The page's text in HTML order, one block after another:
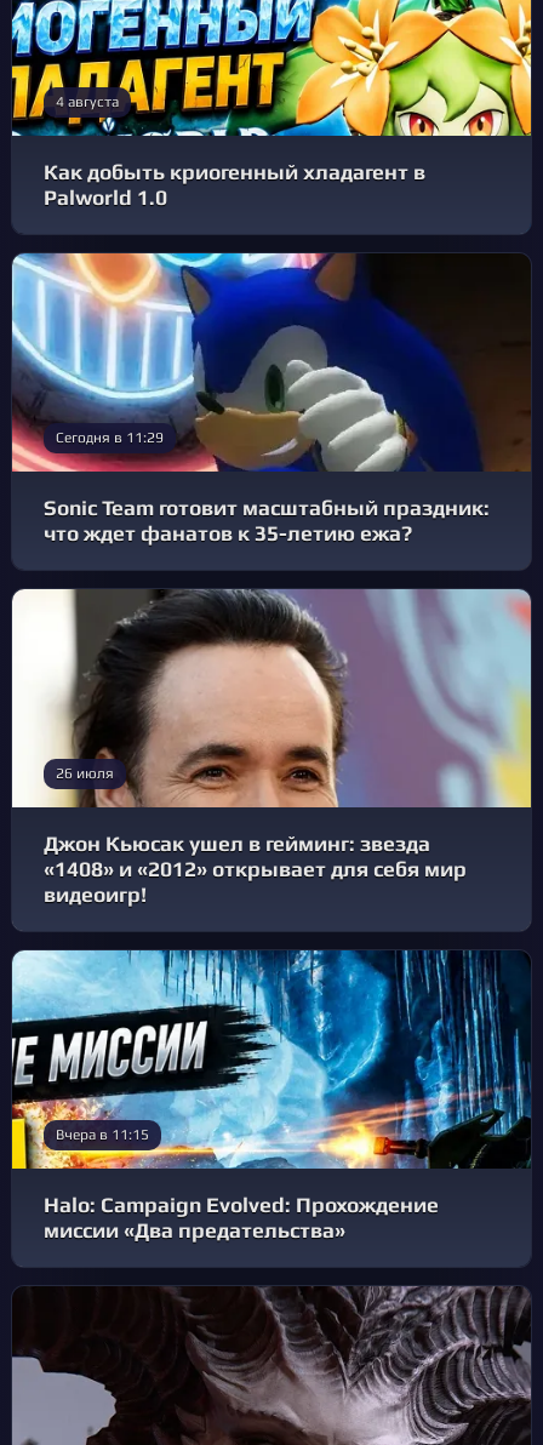
4 августа
Как добыть криогенный хладагент в
Palworld 1.0
Сегодня в 11:29
Sonic Team готовит масштабный праздник:
что ждет фанатов к 35-летию ежа?
26 июля
Джон Кьюсак ушел в гейминг: звезда
«1408» и «2012» открывает для себя мир
видеоигр!
Вчера в 11:15
Halo: Campaign Evolved: Прохождение
миссии «Два предательства»